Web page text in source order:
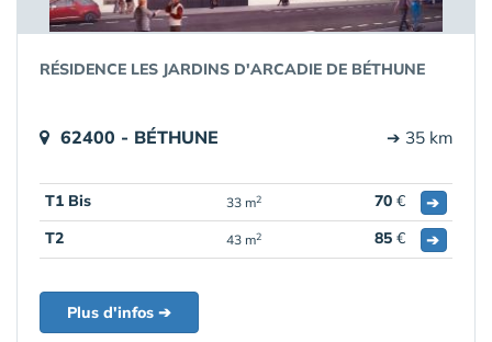
RÉSIDENCE LES JARDINS D'ARCADIE DE BÉTHUNE
62400 - BÉTHUNE ➔ 35 km
T1 Bis 33 m2 70 €
➔
T2
43 m2 85 € ➔
Plus d'infos ➔